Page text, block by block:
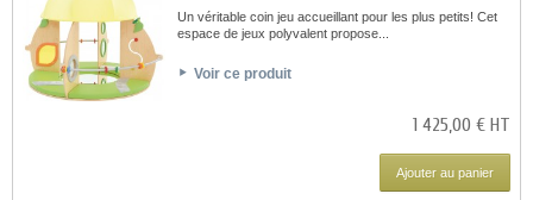
Un véritable coin jeu accueillant pour les plus petits! Cet
espace de jeux polyvalent propose...
Voir ce produit
1 425,00 € HT
Ajouter au panier